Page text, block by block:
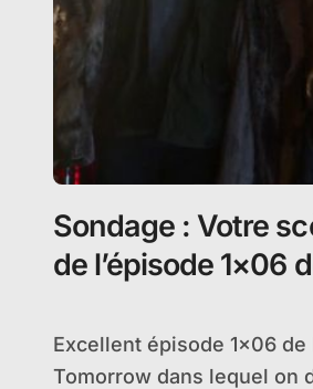
Sondage : Votre
de l’épisode 1×06
Excellent épisode 1×06 de Legends of
Tomorrow dans lequel on